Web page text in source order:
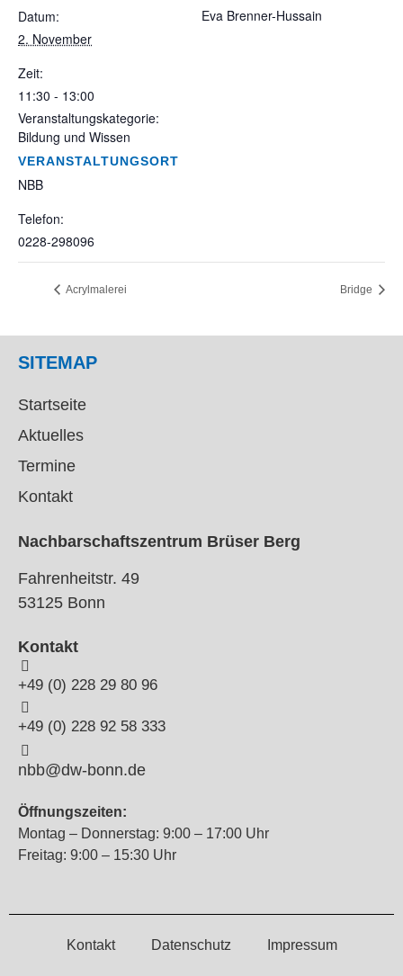
Datum:
2. November
Zeit:
11:30 - 13:00
Veranstaltungskategorie:
Bildung und Wissen
VERANSTALTUNGSORT
NBB
Telefon:
0228-298096
Eva Brenner-Hussain
Acrylmalerei Bridge
SITEMAP
Startseite
Aktuelles
Termine
Kontakt
Nachbarschaftszentrum Brüser Berg
Fahrenheitstr. 49
53125 Bonn
Kontakt
+49 (0) 228 29 80 96
+49 (0) 228 92 58 333
nbb@dw-bonn.de
Öffnungszeiten:
Montag – Donnerstag: 9:00 – 17:00 Uhr
Freitag: 9:00 – 15:30 Uhr
Kontakt Datenschutz Impressum